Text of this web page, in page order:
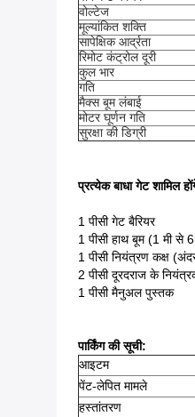
वोल्टेज
मूल्यांकित शक्ति
सापेक्षिक आर्द्रता
रिमोट कंट्रोल दूरी
कुल भार
गति
मैक्स बूम लंबाई
मोटर घूर्णन गति
सुरक्षा की डिग्री
प्रत्येक बाधा गेट शामिल
1 पीसी गेट बैरियर
1 पीसी हाथ बूम (1 मी
1 पीसी नियंत्रण कक्ष (अंदर
2 पीसी दूरदराज के
1 पीसी मैनुअल पुस्तक
पार्किंग की सूची:
आइटम
पेंट-लेपित मामले
हस्तांतरण